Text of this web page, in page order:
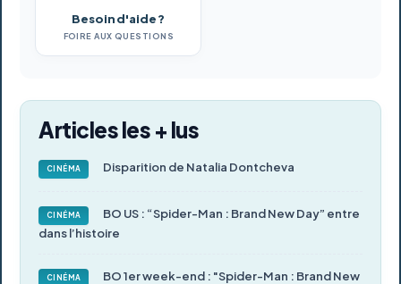
Besoin d'aide ?
FOIRE AUX QUESTIONS
Articles les + lus
CINÉMA Disparition de Natalia Dontcheva
CINÉMA
BO US : “Spider-Man : Brand New Day” entre
dans l’histoire
CINÉMA
BO 1er week-end : "Spider-Man : Brand New